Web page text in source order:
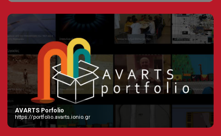
AVARTS Porfolio
https://portfolio.avarts.ionio.gr